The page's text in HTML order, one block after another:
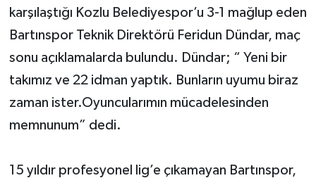
karşılaştığı Kozlu Belediyespor’u 3-1 mağlup eden
Bartınspor Teknik Direktörü Feridun Dündar, maç
sonu açıklamalarda bulundu. Dündar; “ Yeni bir
takımız ve 22 idman yaptık. Bunların uyumu biraz
zaman ister.Oyuncularımın mücadelesinden
memnunum” dedi.
15 yıldır profesyonel lig’e çıkamayan Bartınspor,
YEREL